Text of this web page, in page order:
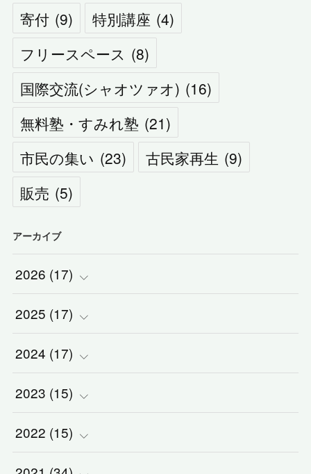
寄付 (9) 特別講座 (4)
フリースペース (8)
国際交流(シャオツァオ) (16)
無料塾・すみれ塾 (21)
市民の集い (23) 古民家再生 (9)
販売 (5)
アーカイブ
2026 (17)
(2)
(1)
(1)
(3)
2025 (17)
(2)
(1)
(1)
2024 (17)
(2)
(5)
2023 (15)
(3)
2022 (15)